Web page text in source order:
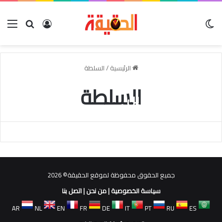
بحث عنتسجيل
الرئيسية/السلطة
السلطةصلاة الكافرين
جميع الحقوق محفوظة لموقع الحقيقة© 2026
سياسة الخصوصية|من نحن|اتصل بنا
AR
NL EN FR DE IT PT RU
ES